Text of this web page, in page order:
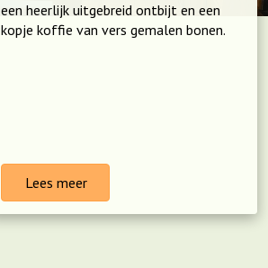
een heerlijk uitgebreid ontbijt en een
kopje koffie van vers gemalen bonen.
Lees meer